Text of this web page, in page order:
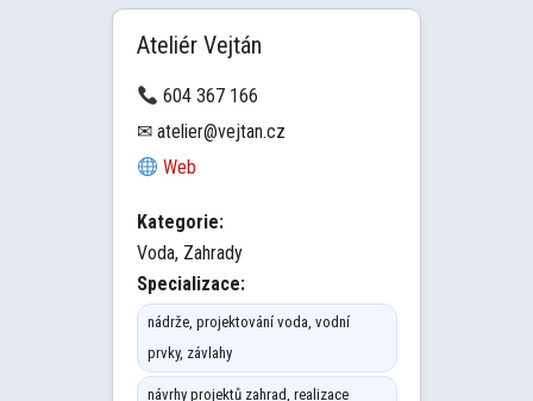
Ateliér Vejtán
604 367 166
✉ atelier@vejtan.cz
Web
Kategorie:
Voda, Zahrady
Specializace:
nádrže, projektování voda, vodní
prvky, závlahy
návrhy projektů zahrad, realizace